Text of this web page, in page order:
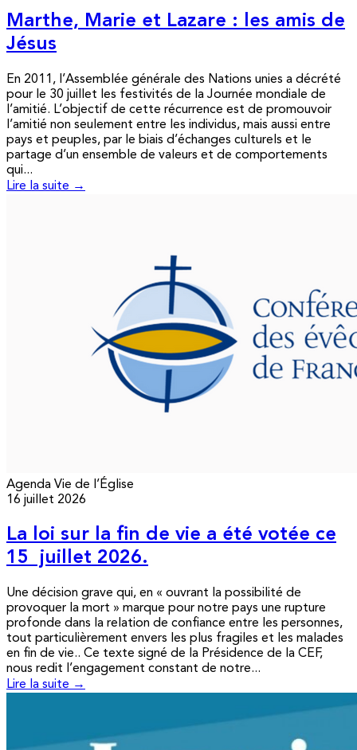
Marthe, Marie et Lazare : les amis de
Jésus
En 2011, l’Assemblée générale des Nations unies a décrété
pour le 30 juillet les festivités de la Journée mondiale de
l’amitié. L’objectif de cette récurrence est de promouvoir
l’amitié non seulement entre les individus, mais aussi entre
pays et peuples, par le biais d’échanges culturels et le
partage d’un ensemble de valeurs et de comportements
qui...
Lire la suite →
Agenda Vie de l’Église
16 juillet 2026
La loi sur la fin de vie a été votée ce
15 juillet 2026.
Une décision grave qui, en « ouvrant la possibilité de
provoquer la mort » marque pour notre pays une rupture
profonde dans la relation de confiance entre les personnes,
tout particulièrement envers les plus fragiles et les malades
en fin de vie.. Ce texte signé de la Présidence de la CEF,
nous redit l’engagement constant de notre...
Lire la suite →